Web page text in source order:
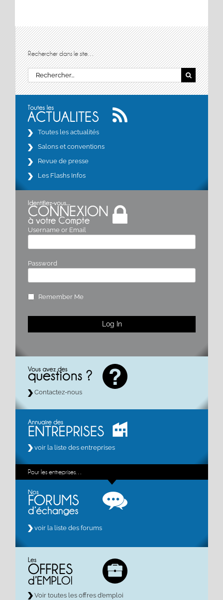
Rechercher dans le site…
Rechercher:
Toutes les actualités
Salons et conventions
Revue de presse
Les Flashs Infos
Username or Email
Password
Remember Me
Contactez-nous
voir la liste des entreprises
Pour les entreprises…
voir la liste des forums
Voir toutes les offres d’emploi